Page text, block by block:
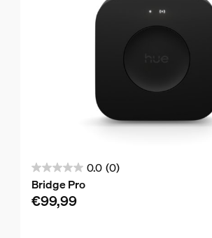
0.0 (0)
0.0
sur
5
Bridge Pro
€99,99